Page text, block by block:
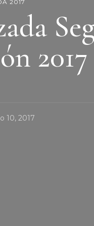
2017
2017
10, 2017